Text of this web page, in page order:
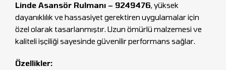
Linde Asansör Rulmanı – 9249476, yüksek
dayanıklılık ve hassasiyet gerektiren uygulamalar için
özel olarak tasarlanmıştır. Uzun ömürlü malzemesi ve
kaliteli işçiliği sayesinde güvenilir performans sağlar.
Özellikler: